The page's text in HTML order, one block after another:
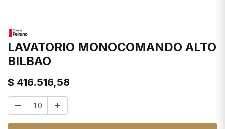
LAVATORIO MONOCOMANDO ALTO
BILBAO
$ 416.516,58